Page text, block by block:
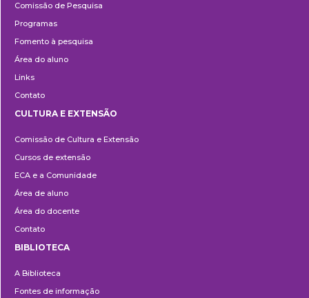
Comissão de Pesquisa
Programas
Fomento à pesquisa
Área do aluno
Links
Contato
e
Extensão
CULTURA E EXTENSÃO
Comissão de Cultura e Extensão
Cursos de extensão
ECA e a Comunidade
Área de aluno
Área do docente
Contato
BIBLIOTECA
A Biblioteca
Fontes de informação